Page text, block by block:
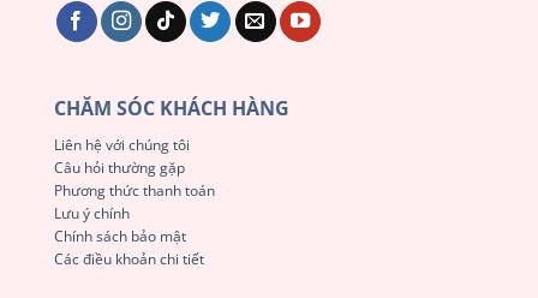
CHĂM SÓC KHÁCH HÀNG
Liên hệ với chúng tôi
Câu hỏi thường gặp
Phương thức thanh toán
Lưu ý chính
Chính sách bảo mật
Các điều khoản chi tiết